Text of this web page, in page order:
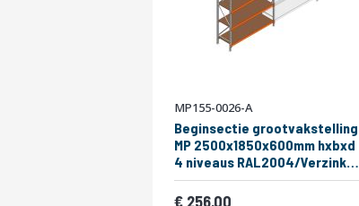
MP155-0026-A
Beginsectie grootvakstelling
MP 2500x1850x600mm hxbxd
4 niveaus RAL2004/Verzinkt
400kg
Vanaf
256,00